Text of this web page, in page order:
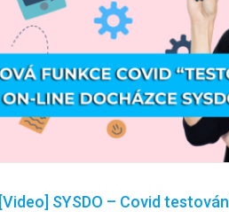
[Video] SYSDO – Covid